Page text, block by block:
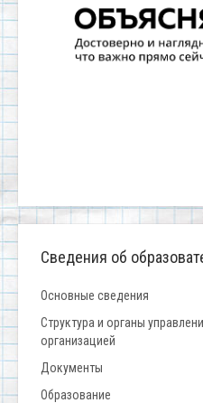
Сведения об
Основные сведения
Структура и органы
организацией
Документы
Образование